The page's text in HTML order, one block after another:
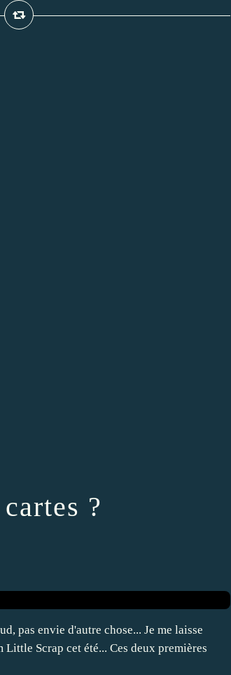
?
pas envie d'autre chose... Je me laisse
Scrap cet été... Ces deux premières